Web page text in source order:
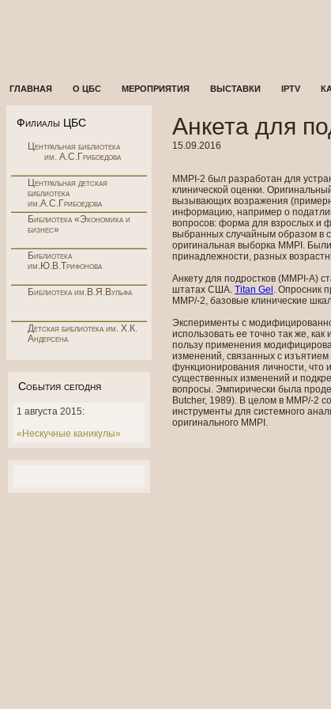
ГЛАВНАЯ О ЦБС МЕРОПРИЯТИЯ ВЫСТАВКИ IPTV
Филиалы ЦБС
Центральная библиотека
им. А.С.Грибоедова
Центральная детская
библиотека
им.А.С.Грибоедова
Библиотека «Экономика и
бизнес»
Библиотека
им.Ю.В.Трифонова
Библиотека им.В.Я.Вульфа
Детская библиотека им. Х.К.
Андерсена
События сегодня
1 августа 2015:
«Нескучные каникулы»
Анкета для
15.09.2016
MMPI-2 был разработан для
клинической оценки.
вызывающих возражения
информацию, например о
вопросов: форма для взрослых и
выбранных случайным образом в
оригинальная выборка MMPI.
принадлежности, разных
Анкету для подростков (MMPI-А)
штатах США. Titan Gel . Опросник
ММР/-2, базовые клинические
Эксперименты с
использовать ее точно так же,
пользу применения
изменений, связанных с
функционирования личности, что
существенных изменений и
вопросы. Эмпирически была
Butcher, 1989). В целом в ММР/-2
инструменты для системного
оригинального MMPI.